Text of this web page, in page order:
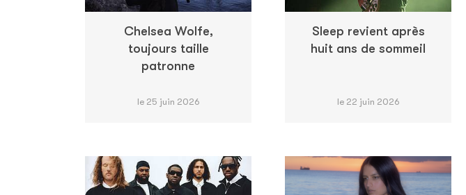
Chelsea Wolfe,
toujours taille
patronne
le 25 juin 2026
Sleep revient après
huit ans de sommeil
le 22 juin 2026